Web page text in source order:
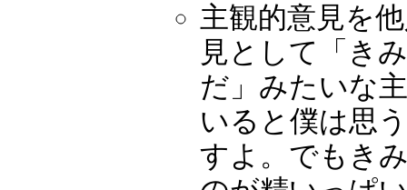
主観的意見を
見として「き
だ」みたいな
いると僕は思
すよ。でもき